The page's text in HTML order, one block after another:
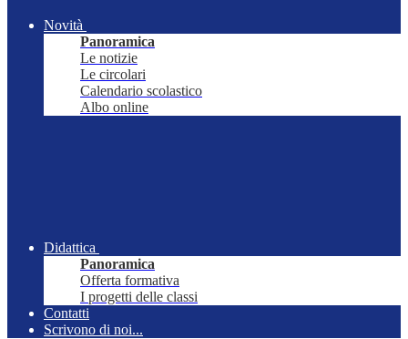
Novità
Panoramica
Le notizie
Le circolari
Calendario scolastico
Albo online
Didattica
Panoramica
Offerta formativa
I progetti delle classi
Contatti
Scrivono di noi...